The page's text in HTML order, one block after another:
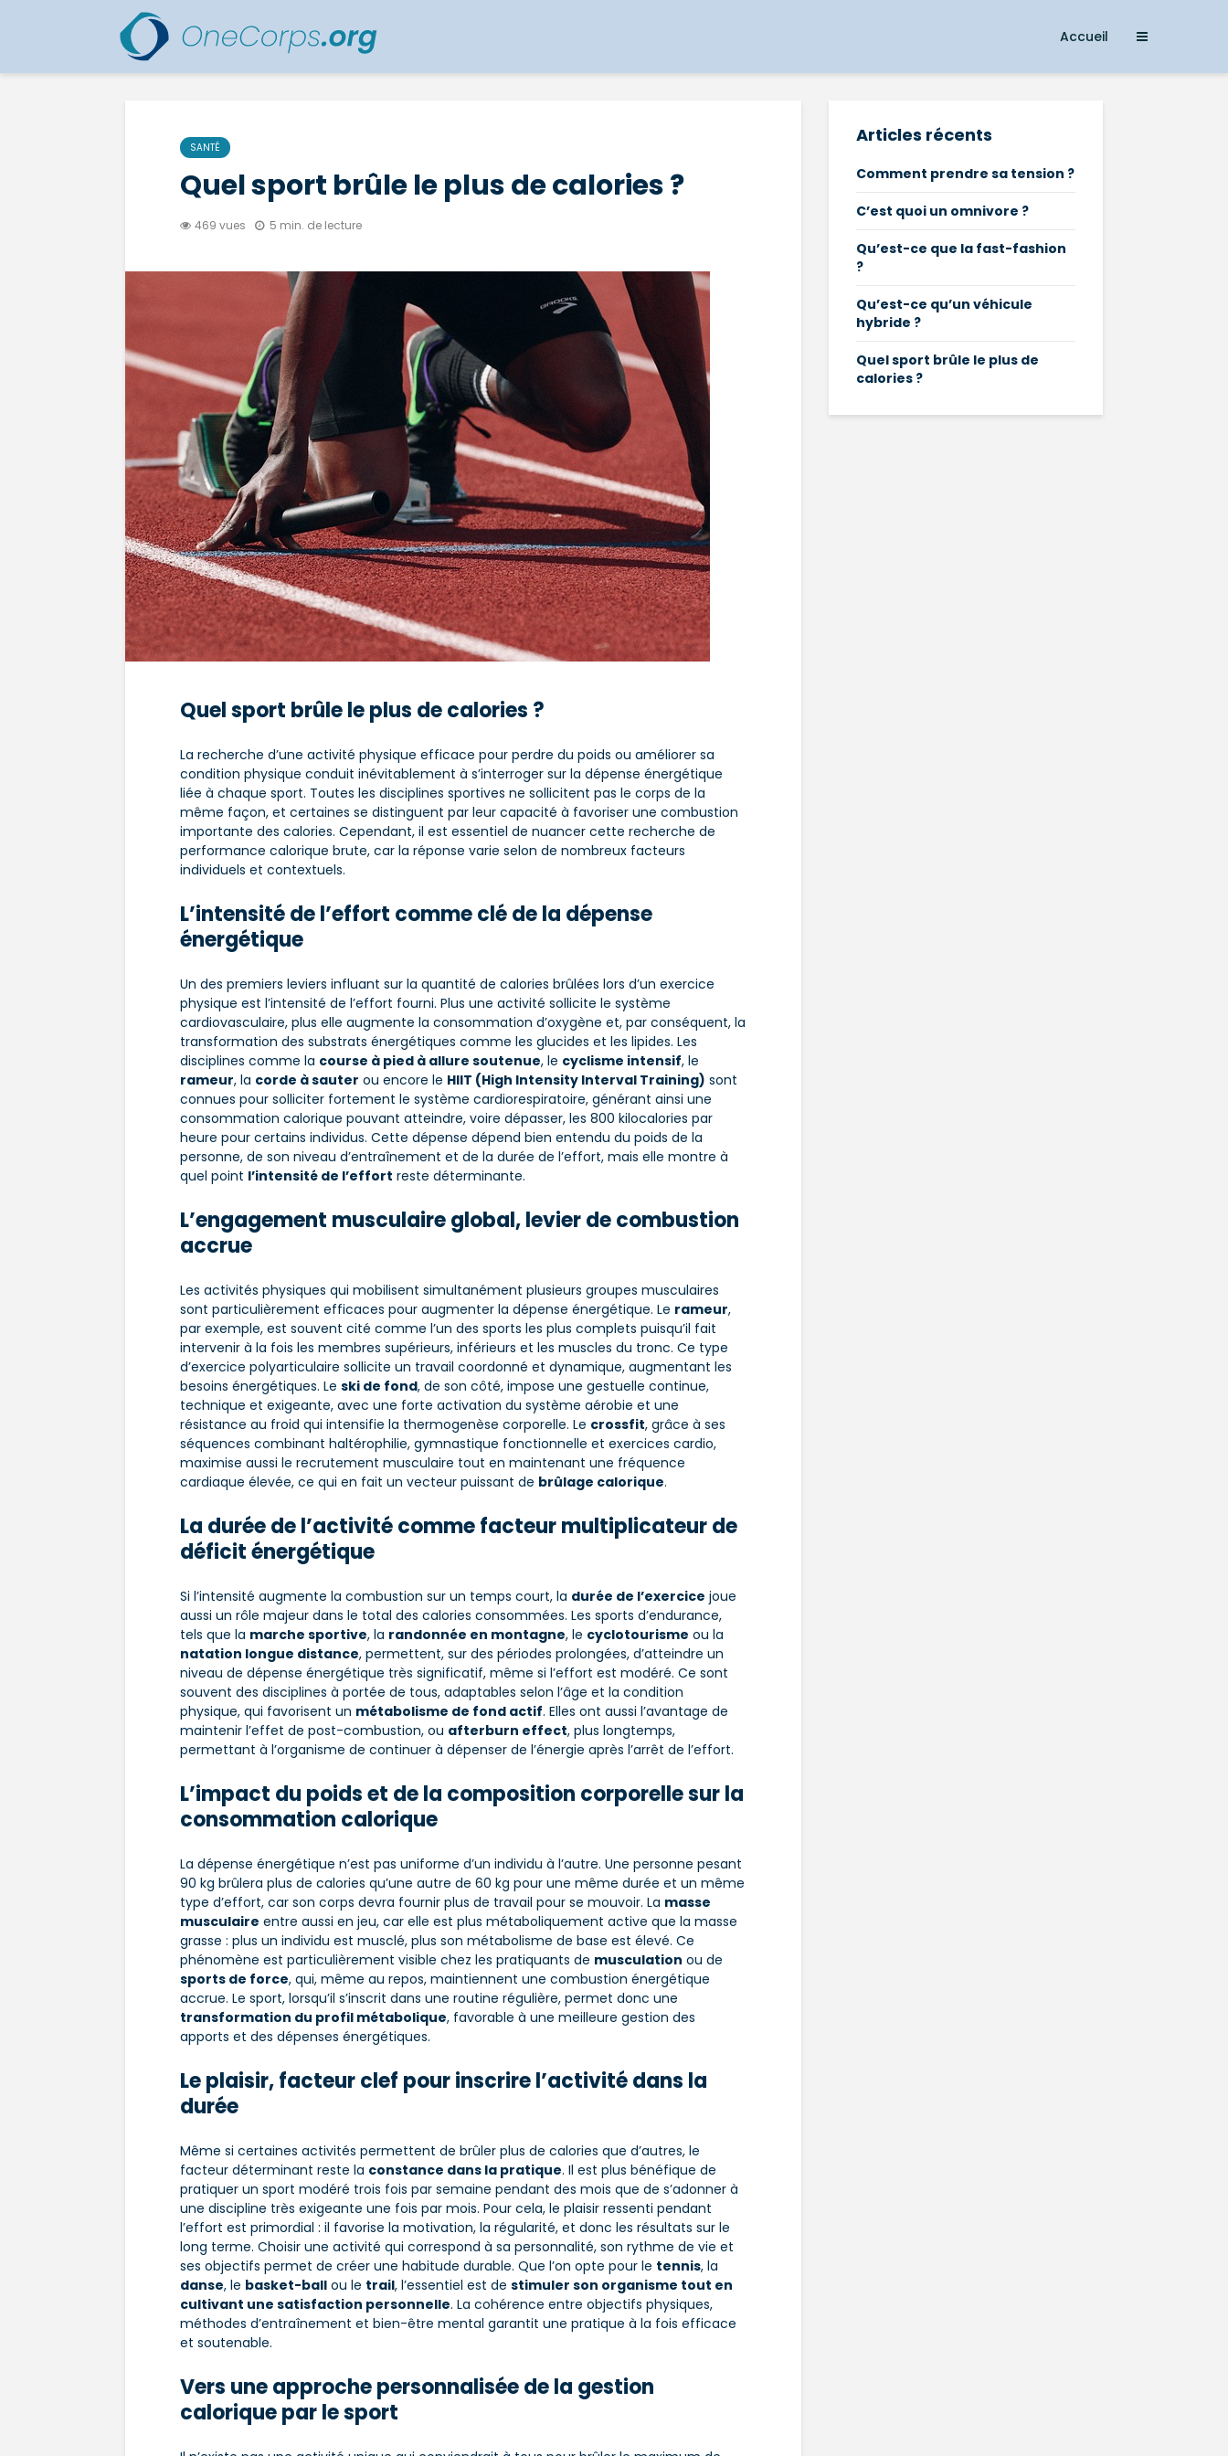
Accueil
SANTÉ
Quel sport brûle le plus de calories ?
469 vues 5 min. de lecture
Quel sport brûle le plus de calories ?
La recherche d’une activité physique efficace pour perdre du poids ou améliorer sa
condition physique conduit inévitablement à s’interroger sur la dépense énergétique
liée à chaque sport. Toutes les disciplines sportives ne sollicitent pas le corps de la
même façon, et certaines se distinguent par leur capacité à favoriser une combustion
importante des calories. Cependant, il est essentiel de nuancer cette recherche de
performance calorique brute, car la réponse varie selon de nombreux facteurs
individuels et contextuels.
L’intensité de l’effort comme clé de la dépense
énergétique
Un des premiers leviers influant sur la quantité de calories brûlées lors d’un exercice
physique est l’intensité de l’effort fourni. Plus une activité sollicite le système
cardiovasculaire, plus elle augmente la consommation d’oxygène et, par conséquent, la
transformation des substrats énergétiques comme les glucides et les lipides. Les
disciplines comme la course à pied à allure soutenue, le cyclisme intensif, le
rameur, la corde à sauter ou encore le HIIT (High Intensity Interval Training) sont
connues pour solliciter fortement le système cardiorespiratoire, générant ainsi une
consommation calorique pouvant atteindre, voire dépasser, les 800 kilocalories par
heure pour certains individus. Cette dépense dépend bien entendu du poids de la
personne, de son niveau d’entraînement et de la durée de l’effort, mais elle montre à
quel point l’intensité de l’effort reste déterminante.
L’engagement musculaire global, levier decombustion
accrue
Les activités physiques qui mobilisent simultanément plusieurs groupes musculaires
sont particulièrement efficaces pour augmenter la dépense énergétique. Le rameur,
par exemple, est souvent cité comme l’un des sports les plus complets puisqu’il fait
intervenir à la fois les membres supérieurs, inférieurs et les muscles du tronc. Ce type
d’exercice polyarticulaire sollicite un travail coordonné et dynamique, augmentant les
besoins énergétiques. Le ski de fond, de son côté, impose une gestuelle continue,
technique et exigeante, avec une forte activation du système aérobie et une
résistance au froid qui intensifie la thermogenèse corporelle. Le crossfit, grâce à ses
séquences combinant haltérophilie, gymnastique fonctionnelle et exercices cardio,
maximise aussi le recrutement musculaire tout en maintenant une fréquence
cardiaque élevée, ce qui en fait un vecteur puissant de brûlage calorique.
La durée de l’activité comme facteur multiplicateur de
déficit énergétique
Si l’intensité augmente la combustion sur un temps court, la durée de l’exercice joue
aussi un rôle majeur dans le total des calories consommées. Les sports d’endurance,
tels que la marche sportive, la randonnée en montagne, le cyclotourisme ou la
natation longue distance, permettent, sur des périodes prolongées, d’atteindre un
niveau de dépense énergétique très significatif, même si l’effort est modéré. Ce sont
souvent des disciplines à portée de tous, adaptables selon l’âge et la condition
physique, qui favorisent un métabolisme de fond actif. Elles ont aussi l’avantage de
maintenir l’effet de post-combustion, ou afterburn effect, plus longtemps,
permettant à l’organisme de continuer à dépenser de l’énergie après l’arrêt de l’effort.
L’impact du poids et de la composition corporelle surla
consommation calorique
La dépense énergétique n’est pas uniforme d’un individu à l’autre. Une personne pesant
90 kg brûlera plus de calories qu’une autre de 60 kg pour une même durée et un même
type d’effort, car son corps devra fournir plus de travail pour se mouvoir. La masse
musculaire entre aussi en jeu, car elle est plus métaboliquement active que la masse
grasse : plus un individu est musclé, plus son métabolisme de base est élevé. Ce
phénomène est particulièrement visible chez les pratiquants de musculation ou de
sports de force, qui, même au repos, maintiennent une combustion énergétique
accrue. Le sport, lorsqu’il s’inscrit dans une routine régulière, permet donc une
transformation du profil métabolique, favorable à une meilleure gestion des
apports et des dépenses énergétiques.
Le plaisir, facteur clef pourinscrire l’activité dans la
durée
Même si certaines activités permettent de brûler plus de calories que d’autres, le
facteur déterminant reste la constance dans la pratique. Il est plus bénéfique de
pratiquer un sport modéré trois fois par semaine pendant des mois que de s’adonner à
une discipline très exigeante une fois par mois. Pour cela, le plaisir ressenti pendant
l’effort est primordial : il favorise la motivation, la régularité, et donc les résultats sur le
long terme. Choisir une activité qui correspond à sa personnalité, son rythme de vie et
ses objectifs permet de créer une habitude durable. Que l’on opte pour le tennis, la
danse, le basket-ball ou le trail, l’essentiel est de stimuler son organisme tout en
cultivant une satisfaction personnelle. La cohérence entre objectifs physiques,
méthodes d’entraînement et bien-être mental garantit une pratique à la fois efficace
et soutenable.
Vers une approche personnalisée dela gestion
calorique par le sport
Articles récents
Comment prendre sa tension ?
C’est quoi un omnivore ?
Qu’est-ce que la fast-fashion
?
Qu’est-ce qu’un véhicule
hybride ?
Quel sport brûle le plus de
calories ?